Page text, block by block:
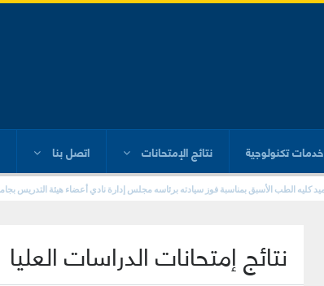
خدمات تكنولوجية نتائج الإمتحانات اتصل بنا
نتائج إمتحانات الدراسات العليا